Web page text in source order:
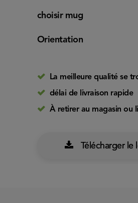
choisir mug
Orientation
La meilleure qualité se
délai de livraison rapide
À retirer au magasin ou
Télécharger le